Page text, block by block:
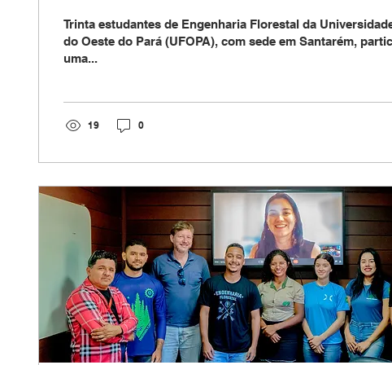
Compensados Adeco, em Dom
Trinta estudantes de Engenharia Florestal da
do Oeste do Pará (UFOPA), com sede em Santarém,
uma...
19 0